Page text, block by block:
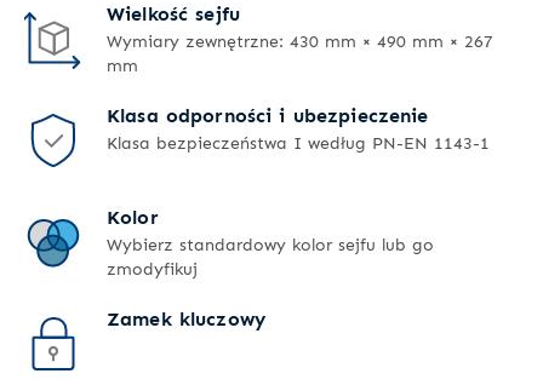
Wielkość sejfu
Wymiary zewnętrzne: 430 mm × 490 mm × 267
mm
Klasa odporności i ubezpieczenie
Klasa bezpieczeństwa I według PN-EN 1143-1
Kolor
Wybierz standardowy kolor sejfu lub go
zmodyfikuj
Zamek kluczowy